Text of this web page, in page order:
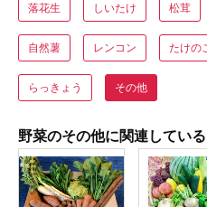
落花生 しいたけ 松茸
自然薯 レンコン たけの
らっきょう その他
野菜のその他に関連してい